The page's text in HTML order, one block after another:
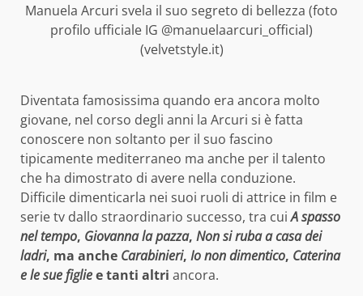
Manuela Arcuri svela il suo segreto di bellezza (foto
profilo ufficiale IG @manuelaarcuri_official)
(velvetstyle.it)
Diventata famosissima quando era ancora molto
giovane, nel corso degli anni la Arcuri si è fatta
conoscere non soltanto per il suo fascino
tipicamente mediterraneo ma anche per il talento
che ha dimostrato di avere nella conduzione.
Difficile dimenticarla nei suoi ruoli di attrice in film e
serie tv dallo straordinario successo, tra cuiA spasso
nel tempo, Giovanna la pazza, Non si ruba a casa dei
ladri, ma anche Carabinieri, Io non dimentico, Caterina
e le sue figliee tanti altri ancora.